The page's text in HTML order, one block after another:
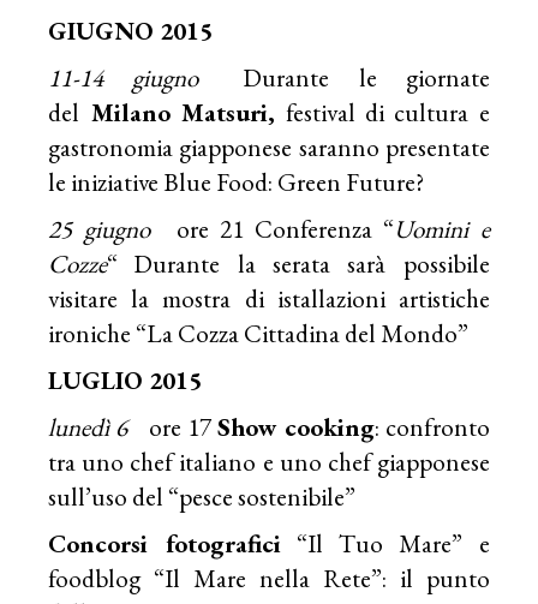
GIUGNO 2015
11-14 giugnoDurante le giornate
del Milano Matsuri, festival di cultura e
gastronomia giapponese saranno presentate
le iniziative Blue Food: Green Future?
25 giugno
ore 21 Conferenza “Uomini e
Cozze“ Durante la serata sarà possibile
visitare la mostra di istallazioni artistiche
ironiche “La Cozza Cittadina del Mondo”
LUGLIO 2015
lunedì 6 ore 17Show cooking: confronto
tra uno chef italiano e uno chef giapponese
sull’uso del “pesce sostenibile”
Concorsi fotografici“Il Tuo Mare” e
foodblog “Il Mare nella Rete”: il punto